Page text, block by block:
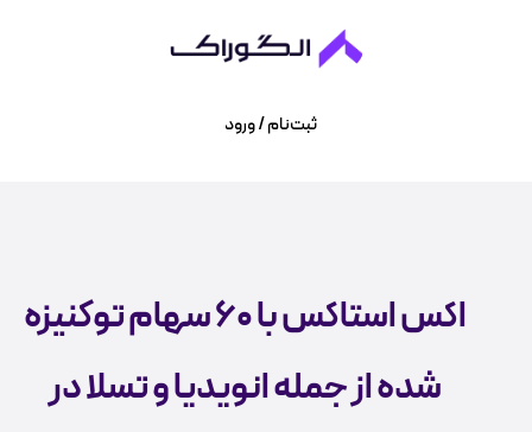
ثبت‌نام / ورود
اکس استاکس با ۶۰ سهام توکنیزه
شده از جمله انویدیا و تسلا در